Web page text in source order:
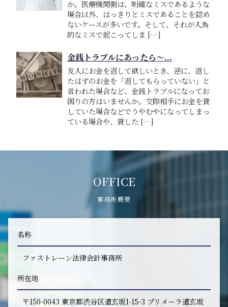
か。医療機関側は、明確なミスであるような
場合以外、はっきりとミスであることを認め
ないケースが多いです。そして、それが人為
的なミスで起こってしま […]
金銭トラブルにあったら～...
友人にお金を返して欲しいとき、逆に、返し
たはずのお金を「返してもらっていない」と
言われた場合など、金銭トラブルになってお
困りの方はいませんか。交際相手にお金を貸
していた場合などでうやむやになってしまっ
ている場合や、貸した […]
OFFICE
事務所概要
名称
ファストレーン法律会計事務所
所在地
〒150-0043 東京都渋谷区道玄坂1-15-3 プリメーラ道玄坂